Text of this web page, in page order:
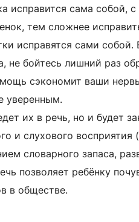
исправится сама собой,
тем сложнее
исправятся сами собой.
не бойтесь лишний раз
сэкономит ваши
уверенным.
их в речь, но и будет
и слухового восприятия
словарного запаса,
позволяет ребёнку
в обществе.